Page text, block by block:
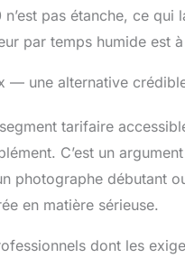
pas étanche, ce
par temps humide est
— une alternative
tarifaire
C’est un
photographe débutant
en matière sérieuse.
dont les